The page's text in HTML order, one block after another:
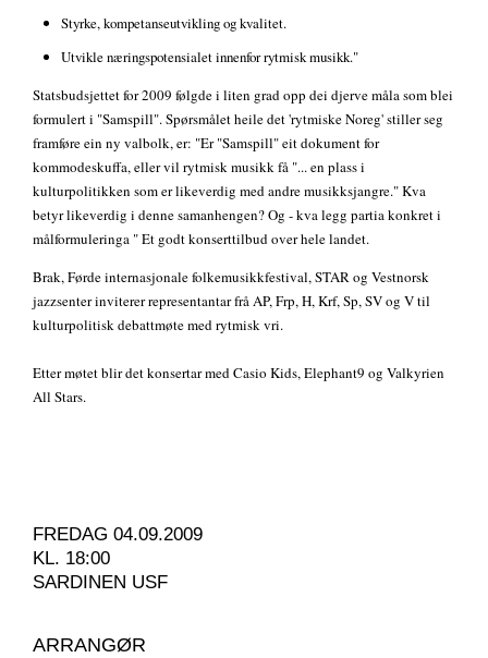
Styrke, kompetanseutvikling og kvalitet.
Utvikle næringspotensialet innenfor rytmisk musikk."
Statsbudsjettet for 2009 følgde i liten grad opp dei djerve måla som blei
formulert i "Samspill". Spørsmålet heile det 'rytmiske Noreg' stiller seg
framføre ein ny valbolk, er: "Er "Samspill" eit dokument for
kommodeskuffa, eller vil rytmisk musikk få "... en plass i
kulturpolitikken som er likeverdig med andre musikksjangre." Kva
betyr likeverdig i denne samanhengen? Og - kva legg partia konkret i
målformuleringa " Et godt konserttilbud over hele landet.
Brak, Førde internasjonale folkemusikkfestival, STAR og Vestnorsk
jazzsenter inviterer representantar frå AP, Frp, H, Krf, Sp, SV og V til
kulturpolitisk debattmøte med rytmisk vri.
Etter møtet blir det konsertar med Casio Kids, Elephant9 og Valkyrien
All Stars.
FREDAG 04.09.2009
KL. 18:00
SARDINEN USF
ARRANGØR